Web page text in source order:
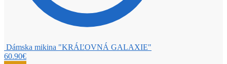
Dámska mikina "KRÁĽOVNÁ GALAXIE"
60.90€